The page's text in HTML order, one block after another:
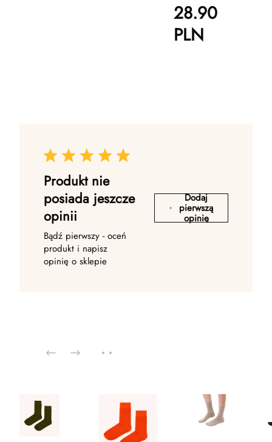
28.90
PLN
Produkt nie
posiada jeszcze
opinii
Bądź pierwszy - oceń
produkt i napisz
opinię o sklepie
Dodaj
pierwszą
opinię